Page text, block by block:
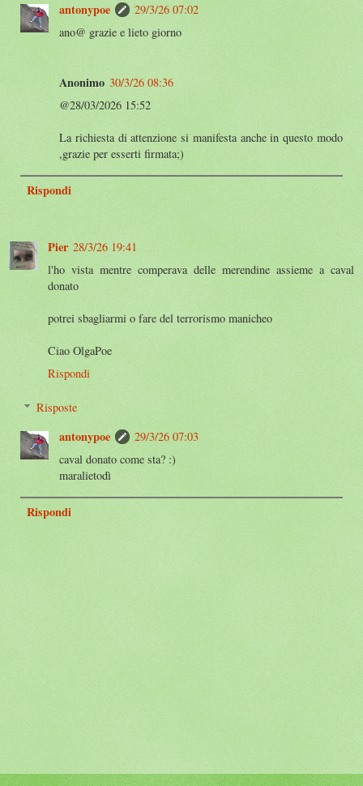
antonypoe
29/3/26 07:02
ano@ grazie e lieto giorno
Anonimo 30/3/26 08:36
@28/03/2026 15:52
La richiesta di attenzione si manifesta anche in questo modo
,grazie per esserti firmata;)
Rispondi
Pier 28/3/26 19:41
l'ho vista mentre comperava delle merendine assieme a caval
donato
potrei sbagliarmi o fare del terrorismo manicheo
Ciao OlgaPoe
Rispondi
Risposte
antonypoe
29/3/26 07:03
caval donato come sta? :)
maralietodì
Rispondi